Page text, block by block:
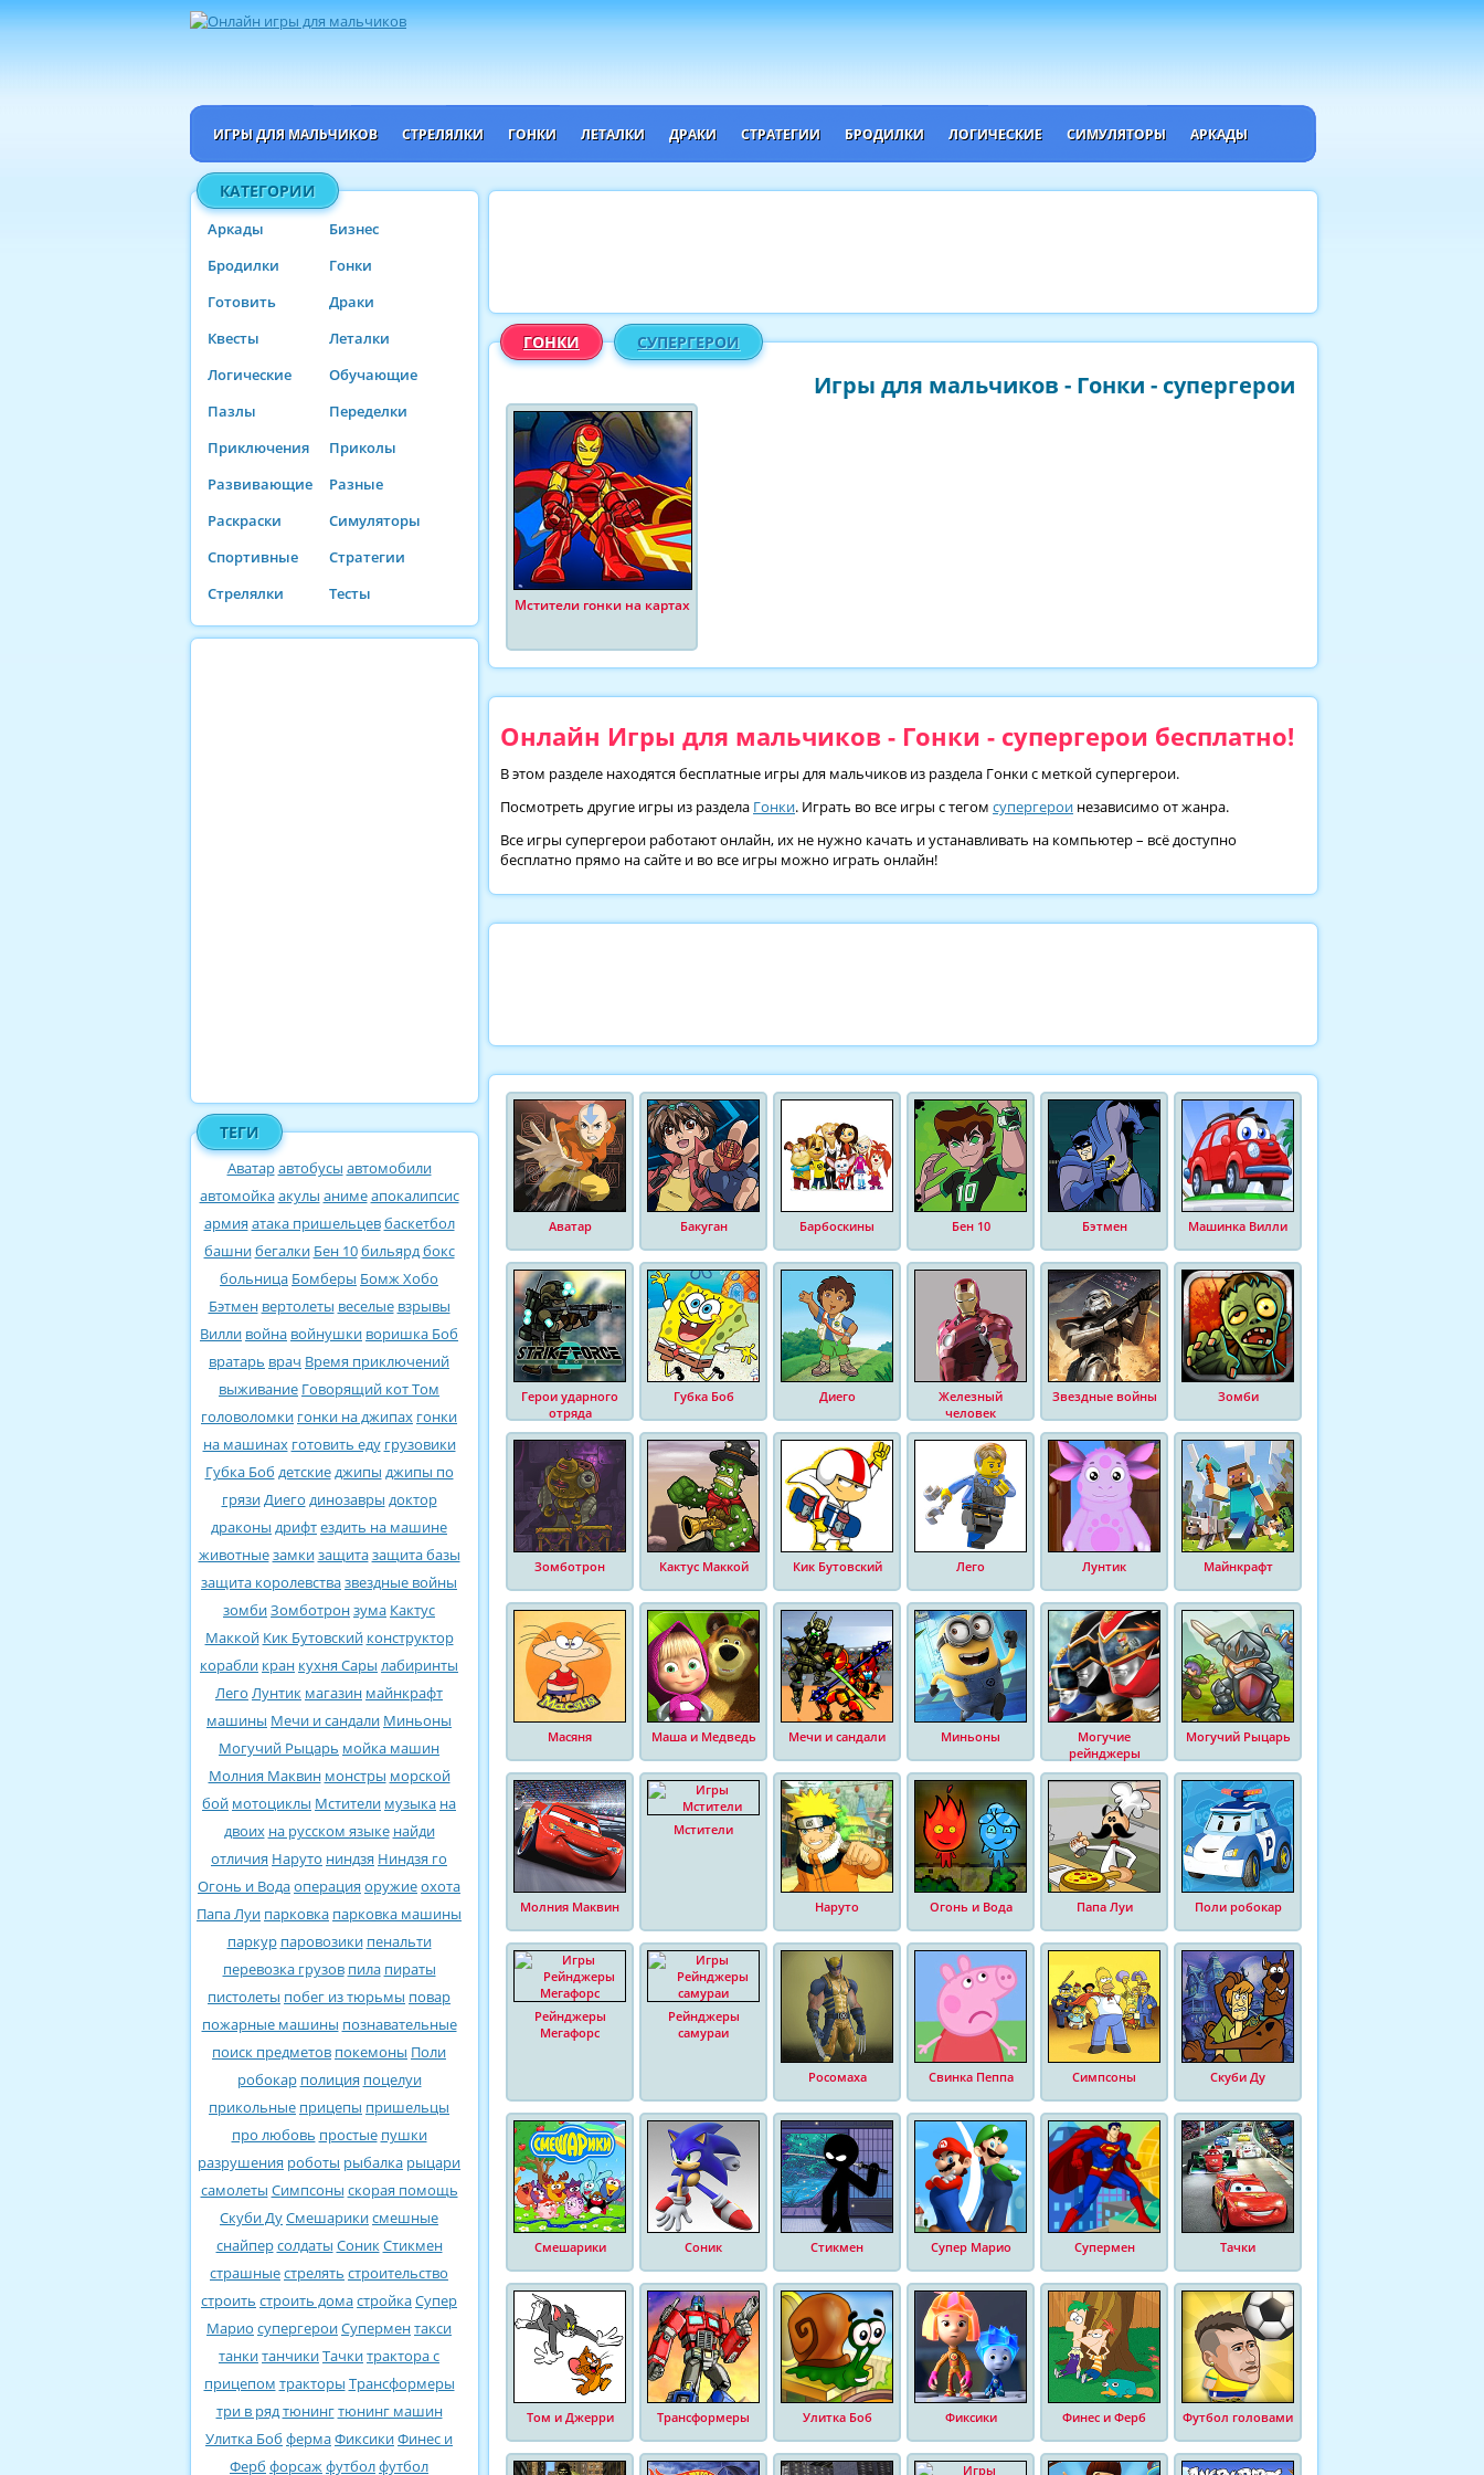
ИГРЫ ДЛЯ МАЛЬЧИКОВ СТРЕЛЯЛКИ ГОНКИ ЛЕТАЛКИ ДРАКИ СТРАТЕГИИ БРОДИЛКИ ЛОГИЧЕСКИЕ СИМУЛЯТОРЫ АРКАДЫ
КАТЕГОРИИ
Аркады
Бизнес
Бродилки
Гонки
Готовить
Драки
Квесты
Леталки
Логические
Обучающие
Пазлы
Переделки
Приключения
Приколы
Развивающие
Разные
Раскраски
Симуляторы
Спортивные
Стратегии
Стрелялки
Тесты
ТЕГИ
Аватаравтобусы автомобили
автомойкаакулы анимеапокалипсис
армия атака пришельцевбаскетбол
башнибегалки Бен 10бильярдбокс
больница Бомберы Бомж Хобо
Бэтмен вертолеты веселые взрывы
Вилли война войнушки воришка Боб
вратарь врач Время приключений
выживание Говорящий кот Том
головоломки гонки на джипах гонки
на машинах готовить еду грузовики
Губка Боб детскиеджипы джипы по
грязиДиего динозавры доктор
драконы дрифтездить на машине
животныезамкизащитазащита базы
защита королевствазвездные войны
зомбиЗомботронзума Кактус
Маккой Кик Бутовский конструктор
корабли кран кухня Сары лабиринты
Лего Лунтик магазин майнкрафт
машины Мечи и сандали Миньоны
Могучий Рыцарь мойка машин
Молния Маквин монстры морской
бой мотоциклы Мстители музыка на
двоих на русском языке найди
отличия Наруто ниндзя Ниндзя го
Огонь и Водаоперация оружиеохота
Папа Луи парковка парковка машины
паркур паровозики пенальти
перевозка грузов пила пираты
пистолеты побег из тюрьмы повар
пожарные машины познавательные
поиск предметов покемоны Поли
робокар полиция поцелуи
прикольные прицепы пришельцы
про любовь простые пушки
разрушения роботы рыбалка рыцари
самолеты Симпсоны скорая помощь
Скуби ДуСмешарикисмешные
снайперсолдаты СоникСтикмен
страшныестрелять строительство
строить строить домастройкаСупер
Марио супергероиСуперментакси
танкитанчикиТачкитрактора с
прицепом тракторы Трансформеры
три в рядтюнингтюнинг машин
Улитка Боб фермаФиксикиФинес и
Ферб форсажфутболфутбол
Игры для мальчиков - Гонки - супергерои
ГОНКИ СУПЕРГЕРОИ
Мстители гонки на картах
Онлайн Игры для мальчиков - Гонки - супергерои бесплатно!
В этом разделе находятся бесплатные игры для мальчиков из раздела Гонки с меткой супергерои.
Посмотреть другие игры из раздела Гонки. Играть во все игры с тегом супергерои независимо от жанра.
Все игры супергерои работают онлайн, их не нужно качать и устанавливать на компьютер – всё доступно
бесплатно прямо на сайте и во все игры можно играть онлайн!
Аватар Бакуган Барбоскины Бен 10 Бэтмен Машинка Вилли
Герои ударного
отряда
Губка Боб Диего
Железный
человек
Звездные войны Зомби
Зомботрон Кактус Маккой Кик Бутовский Лего Лунтик Майнкрафт
Масяня Маша и Медведь Мечи и сандали Миньоны
Могучие
рейнджеры
Могучий Рыцарь
Молния Маквин
Мстители
Наруто Огонь и Вода Папа Луи Поли робокар
Рейнджеры
Мегафорс
Рейнджеры
самураи
Росомаха Свинка Пеппа Симпсоны Скуби Ду
Смешарики Соник Стикмен Супер Марио Супермен Тачки
Том и Джерри Трансформеры Улитка Боб Фиксики Финес и Ферб Футбол головами